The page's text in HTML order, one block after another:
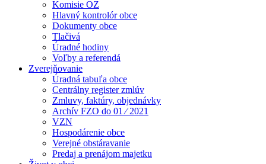
Komisie OZ
Hlavný kontrolór obce
Dokumenty obce
Tlačivá
Úradné hodiny
Voľby a referendá
Zverejňovanie
Úradná tabuľa obce
Centrálny register zmlúv
Zmluvy, faktúry, objednávky
Archív FZO do 01 ⁄ 2021
VZN
Hospodárenie obce
Verejné obstáravanie
Predaj a prenájom majetku